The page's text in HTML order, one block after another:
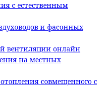
с естественным
и фасонных
вентиляции онлайн
на местных
совмещенного с